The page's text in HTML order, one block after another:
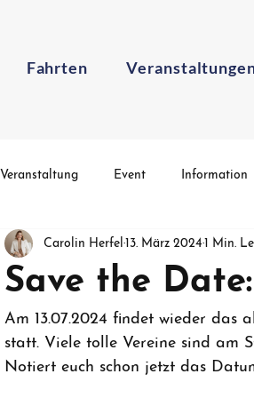
Fahrten
Veranstaltung Event Information
Save the
Carolin Herfel 13. März 2024 1 Min.
Am 13.07.2024 findet wieder das
statt. Viele tolle Vereine sind am
Notiert euch schon jetzt das